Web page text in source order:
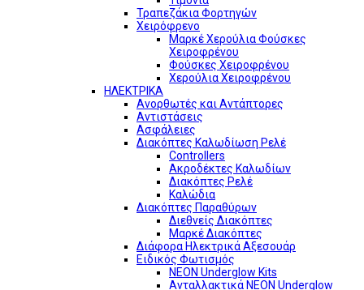
Τραπεζάκια Φορτηγών
Χειρόφρενο
Μαρκέ Χερούλια Φούσκες
Χειροφρένου
Φούσκες Χειροφρένου
Χερούλια Χειροφρένου
ΗΛΕΚΤΡΙΚΑ
Ανορθωτές και Αντάπτορες
Αντιστάσεις
Ασφάλειες
Διακόπτες Καλωδίωση Ρελέ
Controllers
Ακροδέκτες Καλωδίων
Διακόπτες Ρελέ
Καλώδια
Διακόπτες Παραθύρων
Διεθνείς Διακόπτες
Μαρκέ Διακόπτες
Διάφορα Ηλεκτρικά Αξεσουάρ
Ειδικός Φωτισμός
NEON Underglow Kits
Ανταλλακτικά NEON Underglow